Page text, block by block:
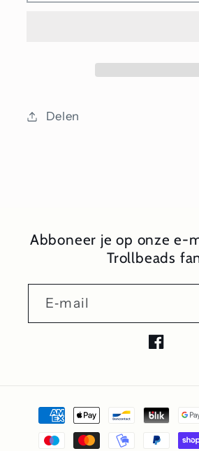
Delen
Abboneer je op onze e-
Trollbeads
E‑mail
Facebook
Betaalmethoden